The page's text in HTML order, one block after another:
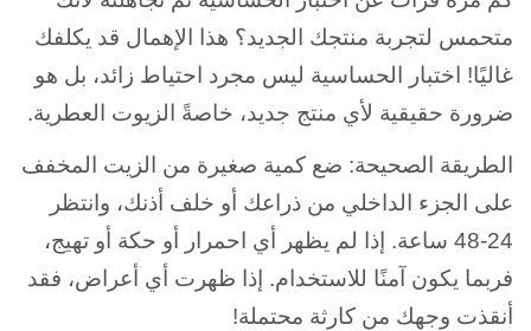
متحمس لتجربة منتجك الجديد؟ هذا الإهمال قد يكلفك
غاليًا! اختبار الحساسية ليس مجرد احتياط زائد، بل هو
ضرورة حقيقية لأي منتج جديد، خاصةً الزيوت العطرية.
الطريقة الصحيحة: ضع كمية صغيرة من الزيت المخفف
على الجزء الداخلي من ذراعك أو خلف أذنك، وانتظر
24-48 ساعة. إذا لم يظهر أي احمرار أو حكة أو تهيج،
فربما يكون آمنًا للاستخدام. إذا ظهرت أي أعراض، فقد
أنقذت وجهك من كارثة محتملة!